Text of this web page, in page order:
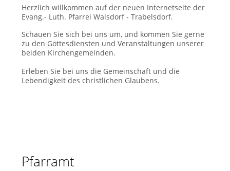
Herzlich willkommen auf der neuen Internetseite der
Evang.- Luth. Pfarrei Walsdorf - Trabelsdorf.
Schauen Sie sich bei uns um, und kommen Sie gerne
zu den Gottesdiensten und Veranstaltungen unserer
beiden Kirchengemeinden.
Erleben Sie bei uns die Gemeinschaft und die
Lebendigkeit des christlichen Glaubens.
Pfarramt